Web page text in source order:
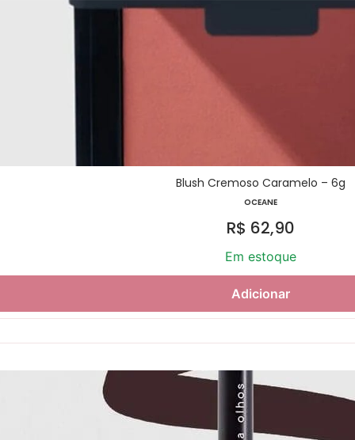
Blush Cremoso Caramelo – 6g
OCEANE
R$ 62,90
Em estoque
Adicionar